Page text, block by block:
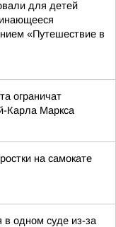
для детей
«Путешествие в
ограничат
Карла Маркса
на самокате
в одном суде из-за